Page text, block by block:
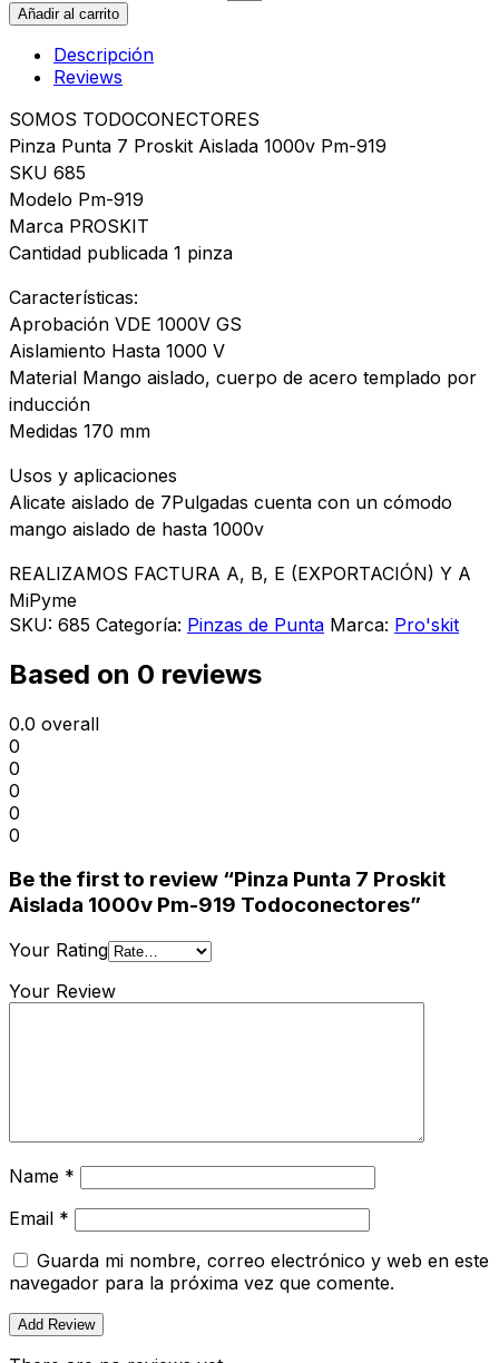
Añadir al carrito
Descripción
Reviews
SOMOS TODOCONECTORES
Pinza Punta 7 Proskit Aislada 1000v Pm-919
SKU 685
Modelo Pm-919
Marca PROSKIT
Cantidad publicada 1 pinza
Características:
Aprobación VDE 1000V GS
Aislamiento Hasta 1000 V
Material Mango aislado, cuerpo de acero templado por
inducción
Medidas 170 mm
Usos y aplicaciones
Alicate aislado de 7Pulgadas cuenta con un cómodo
mango aislado de hasta 1000v
REALIZAMOS FACTURA A, B, E (EXPORTACIÓN) Y A
MiPyme
SKU: 685 Categoría: Pinzas de Punta Marca: Pro'skit
Based on 0 reviews
0.0 overall
0
0
0
0
0
Be the first to review “Pinza Punta 7 Proskit
Aislada 1000v Pm-919 Todoconectores”
Your Rating
Your Review
Name *
Email *
Guarda mi nombre, correo electrónico y web en este
navegador para la próxima vez que comente.